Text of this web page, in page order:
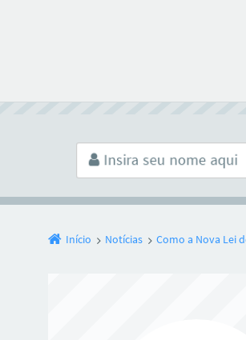
Início Notícias Como a Nova Lei